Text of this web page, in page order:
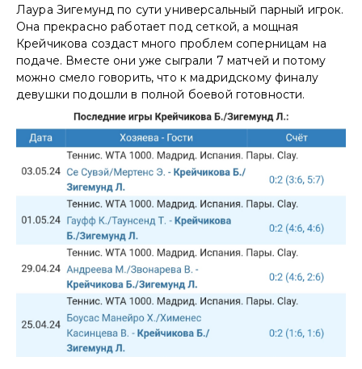
Лаура Зигемунд по сути универсальный парный игрок.
Она прекрасно работает под сеткой, а мощная
Крейчикова создаст много проблем соперницам на
подаче. Вместе они уже сыграли 7 матчей и потому
можно смело говорить, что к мадридскому финалу
девушки подошли в полной боевой готовности.